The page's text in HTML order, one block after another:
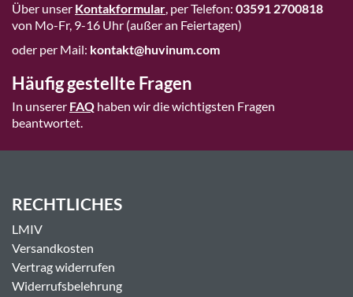
Über unser Kontakformular, per Telefon: 03591 2700818
von Mo-Fr, 9-16 Uhr (außer an Feiertagen)
oder per Mail: kontakt@huvinum.com
Häufig gestellte Fragen
In unserer FAQ haben wir die wichtigsten Fragen
beantwortet.
RECHTLICHES
LMIV
Versandkosten
Vertrag widerrufen
Widerrufsbelehrung